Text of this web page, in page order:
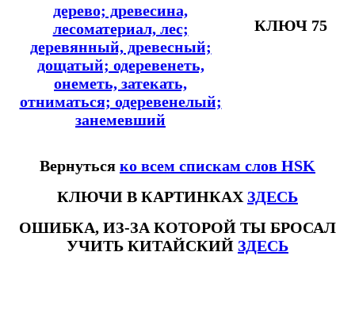
дерево; древесина,
лесоматериал, лес;
деревянный, древесный;
дощатый; одеревенеть,
онеметь, затекать,
отниматься; одеревенелый;
занемевший
КЛЮЧ 75
Вернуться ко всем спискам слов HSK
КЛЮЧИ В КАРТИНКАХ ЗДЕСЬ
ОШИБКА, ИЗ-ЗА КОТОРОЙ ТЫ БРОСАЛ
УЧИТЬ КИТАЙСКИЙ ЗДЕСЬ